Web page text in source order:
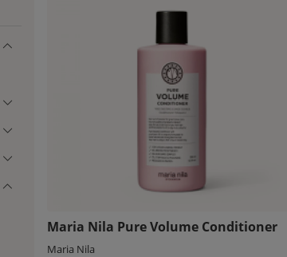
Maria Nila Pure Volume Conditioner
Maria Nila